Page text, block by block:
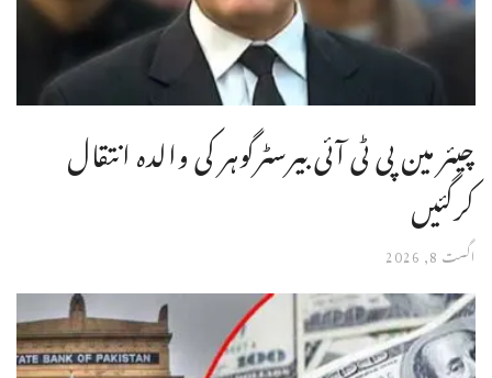
چیئر مین پی ٹی آئی بیرسٹرگوہر کی والدہ انتقال
کرگئیں
اگست 8, 2026